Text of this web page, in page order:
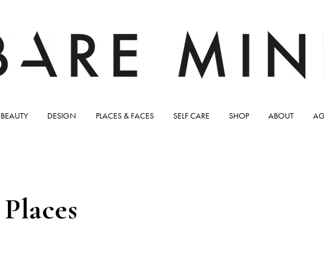
BEAUTY DESIGN PLACES & FACES SELF CARE SHOP ABOUT